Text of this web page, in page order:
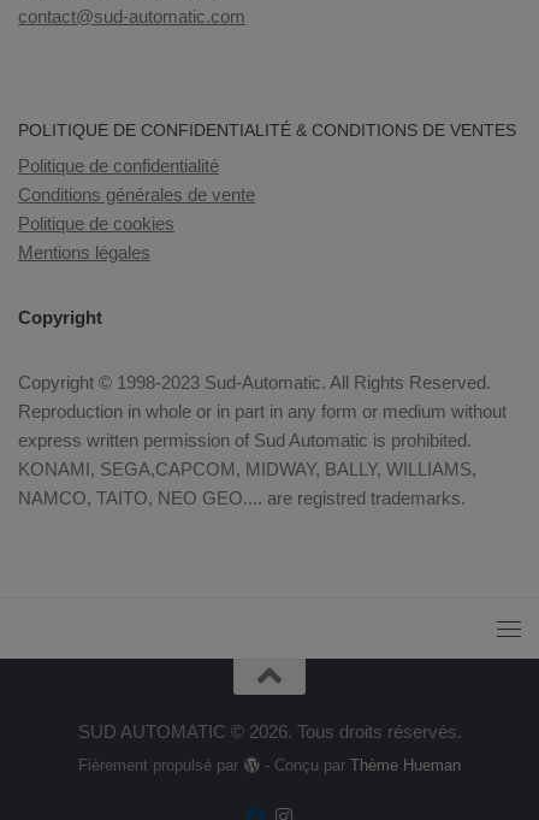
contact@sud-automatic.com
POLITIQUE DE CONFIDENTIALITÉ & CONDITIONS DE VENTES
Politique de confidentialité
Conditions générales de vente
Politique de cookies
Mentions légales
Copyright
Copyright © 1998-2023 Sud-Automatic. All Rights Reserved.
Reproduction in whole or in part in any form or medium without
express written permission of Sud Automatic is prohibited.
KONAMI, SEGA,CAPCOM, MIDWAY, BALLY, WILLIAMS,
NAMCO, TAITO, NEO GEO.... are registred trademarks.
SUD AUTOMATIC © 2026. Tous droits réservés.
Fièrement propulsé par - Conçu par Thème Hueman